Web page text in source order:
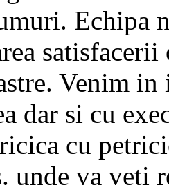
Echipa
Venim
dar si cu
cu
unde va veti